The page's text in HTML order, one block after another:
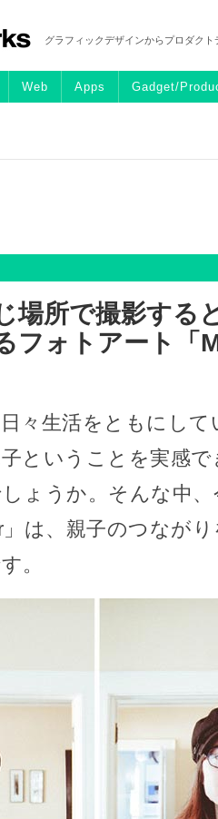
グラフィックデザインからプロダク
Web Apps Gadget/
場所で撮影する
フォトアート「
々生活をともにし
ということを実感
ょうか。そんな中
」は、親子のつなが
。